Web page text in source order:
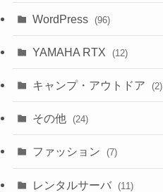
WordPress (96)
(10)
YAMAHA RTX (12)
キャンプ・アウトドア (2)
(1)
(1)
その他 (24)
ファッション (7)
(3)
レンタルサーバ (11)